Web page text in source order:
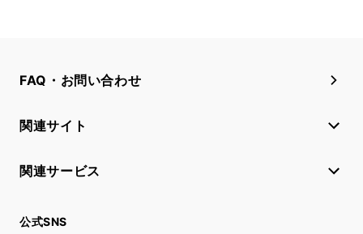
FAQ・お問い合わせ
関連サイト
関連サービス
公式SNS